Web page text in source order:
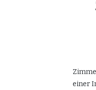
einer